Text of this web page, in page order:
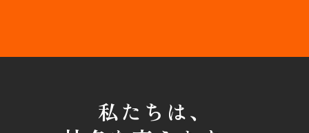
私たちは、